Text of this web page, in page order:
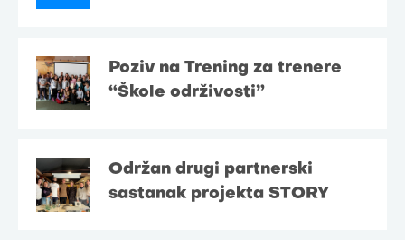
Poziv na Trening za trenere
“Škole održivosti”
Održan drugi partnerski
sastanak projekta STORY